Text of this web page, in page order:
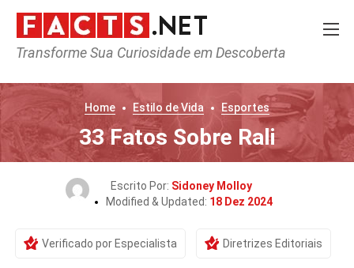
Transforme Sua Curiosidade em Descoberta
Home Estilo de Vida Esportes
33 Fatos Sobre Rali
Escrito Por: Sidoney Molloy
Modified & Updated: 18 Dez 2024
Verificado por Especialista Diretrizes Editoriais